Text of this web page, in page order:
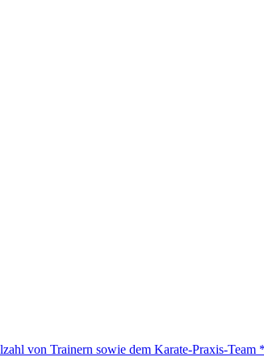
von Trainern sowie dem Karate-Praxis-Team